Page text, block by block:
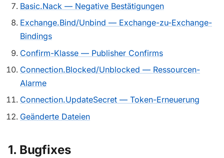
Basic.Nack — Negative Bestätigungen
Exchange.Bind/Unbind — Exchange-zu-Exchange-
Bindings
Confirm-Klasse — Publisher Confirms
Connection.Blocked/Unblocked — Ressourcen-
Alarme
Connection.UpdateSecret — Token-Erneuerung
Geänderte Dateien
1. Bugfixes